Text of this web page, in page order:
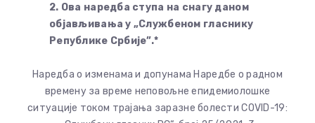
2. Ова наредба ступа на снагу даном
објављивања у „Службеном гласнику
Републике Србије”.*
Наредба о изменама и допунама Наредбе о радном
времену за време неповољне епидемиолошке
ситуације током трајања заразне болести COVID-19: